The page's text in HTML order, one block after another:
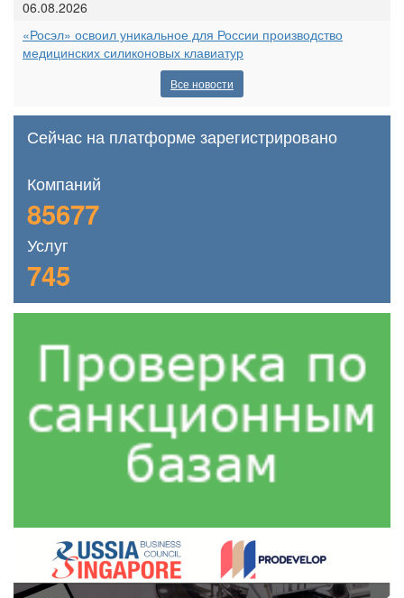
06.08.2026
«Росэл» освоил уникальное для России производство
медицинских силиконовых клавиатур
Все новости
Сейчас на платформе зарегистрировано
Компаний
85677
Услуг
745